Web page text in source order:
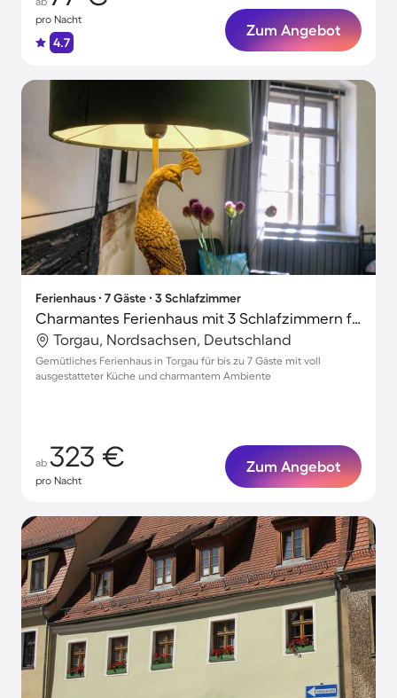
pro Nacht
4.7
Zum Angebot
Ferienhaus ∙ 7 Gäste ∙ 3 Schlafzimmer
Charmantes Ferienhaus mit 3 Schlafzimmern für 7 Personen
Torgau, Nordsachsen, Deutschland
Gemütliches Ferienhaus in Torgau für bis zu 7 Gäste mit voll
ausgestatteter Küche und charmantem Ambiente
ab 323 €
pro Nacht
Zum Angebot